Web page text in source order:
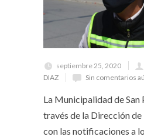
septiembre 25, 2020
DIAZ
Sin comentarios
La Municipalidad de San
través de la Dirección
con las notificaciones a